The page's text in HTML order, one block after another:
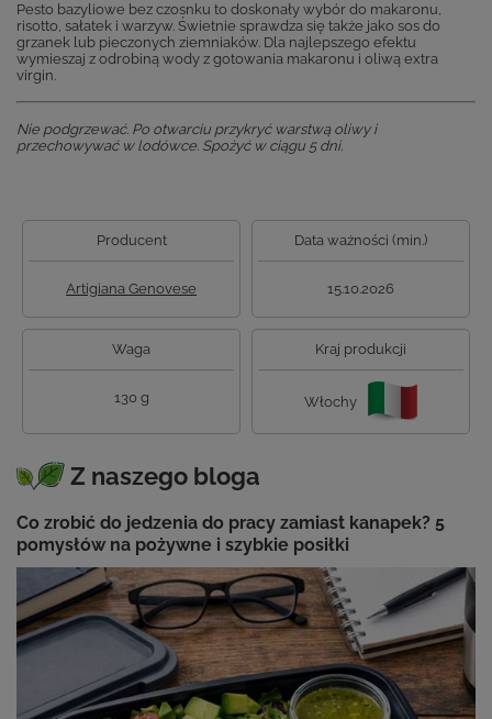
Pesto bazyliowe bez czosnku to doskonały wybór do makaronu,
risotto, sałatek i warzyw. Świetnie sprawdza się także jako sos do
grzanek lub pieczonych ziemniaków. Dla najlepszego efektu
wymieszaj z odrobiną wody z gotowania makaronu i oliwą extra
virgin.
Nie podgrzewać. Po otwarciu przykryć warstwą oliwy i
przechowywać w lodówce. Spożyć w ciągu 5 dni.
Producent
Artigiana Genovese
Data ważności (min.)
15.10.2026
Waga
130 g
Kraj produkcji
Włochy
Z naszego bloga
Co zrobić do jedzenia do pracy zamiast kanapek? 5
pomysłów na pożywne i szybkie posiłki